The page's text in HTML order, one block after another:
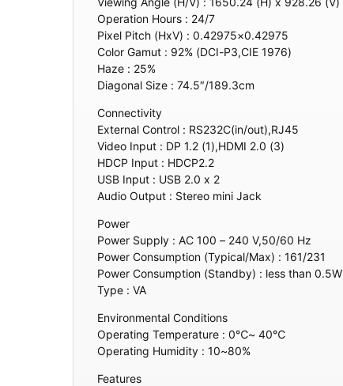
Operation Hours : 24/7
Pixel Pitch (HxV) : 0.42975×0.42975
Color Gamut : 92% (DCI-P3,CIE 1976)
Haze : 25%
Diagonal Size : 74.5″/189.3cm
Connectivity
External Control : RS232C(in/out),RJ45
Video Input : DP 1.2 (1),HDMI 2.0 (3)
HDCP Input : HDCP2.2
USB Input : USB 2.0 x 2
Audio Output : Stereo mini Jack
Power
Power Supply : AC 100 – 240 V,50/60 Hz
Power Consumption (Typical/Max) : 161/231
Power Consumption (Standby) : less than 0.5W
Type : VA
Environmental Conditions
Operating Temperature : 0℃~ 40℃
Operating Humidity : 10~80%
Features